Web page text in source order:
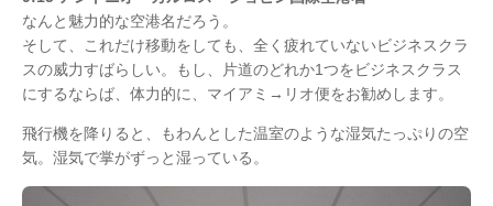
なんと魅力的な空港名だろう。
そして、これだけ移動をしても、全く疲れていないビジネスクラ
スの威力すばらしい。もし、片道のどれか1つをビジネスクラス
にするならば、体力的に、マイアミ→リオ便をお勧めします。
飛行機を降りると、もわんとした温室のような湿気たっぷりの空
気。湿気で掌がずっと湿っている。